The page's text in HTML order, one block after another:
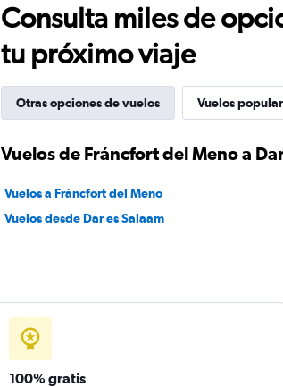
Consulta miles de
tu próximo viaje
Otras opciones de vuelos Vuelos
Vuelos de Fráncfort del Meno a
Vuelos a Fráncfort del Meno
Vuelos desde Dar es Salaam
100% gratis